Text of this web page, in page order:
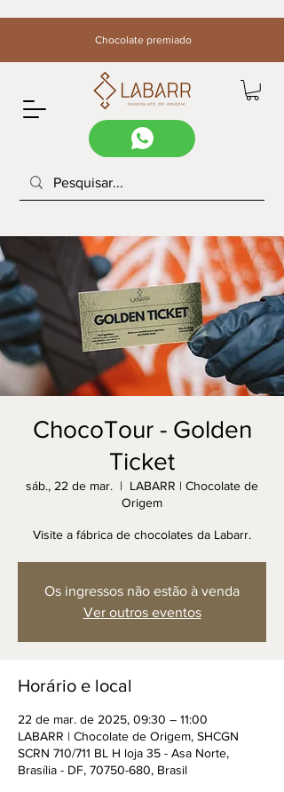
Chocolate premiado
ChocoTour - Golden
Ticket
sáb., 22 de mar.
  |
LABARR | Chocolate de
Origem
Visite a fábrica de chocolates da Labarr.
Os ingressos não estão à venda
Ver outros eventos
Horário e local
22 de mar. de 2025, 09:30 – 11:00
LABARR | Chocolate de Origem, SHCGN
SCRN 710/711 BL H loja 35 - Asa Norte,
Brasília - DF, 70750-680, Brasil